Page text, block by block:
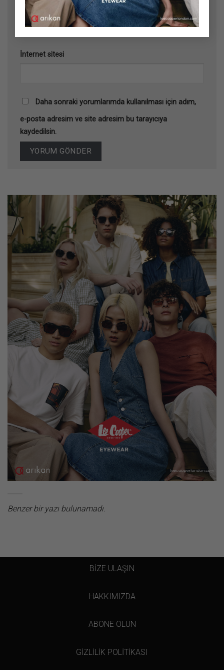
E-posta
İnternet sitesi
Daha sonraki yorumlarımda kullanılması için adım,
e-posta adresim ve site adresim bu tarayıcıya
kaydedilsin.
Benzer bir yazı bulunamadı.
BİZE ULAŞIN
HAKKIMIZDA
ABONE OLUN
GİZLİLİK POLİTİKASI